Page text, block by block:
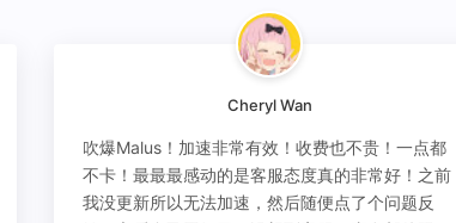
Cheryl Wan
吹爆Malus！加速非常有效！收费也不贵！一点都
不卡！最最最感动的是客服态度真的非常好！之前
我没更新所以无法加速，然后随便点了个问题反